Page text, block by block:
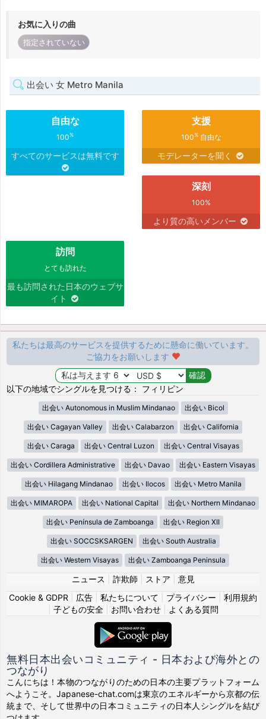
お気に入りの曲
指定されていない
出会い 女 Metro Manila
自由な
100%
すべてのサービスは無料です
支援
100%自由な
モデレーターを聞く
深刻
100%
より質の高いメンバー
訪問
とても訪れた
最も訪問された日本のウェブサ
イト
私たちは最高のサービスを提供するために懸命に働いています。
ご協力をお願いします
以下の地域でシングルを見つける： フィリピン
出会い Autonomous in Muslim Mindanao 出会い Bicol
出会い Cagayan Valley 出会い Calabarzon 出会い California
出会い Caraga 出会い Central Luzon 出会い Central Visayas
出会い Cordillera Administrative 出会い Davao 出会い Eastern Visayas
出会い Hilagang Mindanao 出会い Ilocos 出会い Metro Manila
出会い MIMAROPA 出会い National Capital 出会い Northern Mindanao
出会い Península de Zamboanga 出会い Region XII
出会い SOCCSKSARGEN 出会い South Australia
出会い Western Visayas 出会い Zamboanga Peninsula
ニュース 詐欺師 ストア
意見
Cookie & GDPR
広告 私たちについて プライバシー
利用規約
子どもの安全| お問い合わせ| よくある質問
無料日本出会いコミュニティ - 日本および海外との
つながり
こんにちは！本物のつながりのための日本の主要プラットフォーム
へようこそ。Japanese-chat.comは東京のエネルギーから京都の伝
統まで、そして世界中の日本コミュニティの日本人シングルを結び